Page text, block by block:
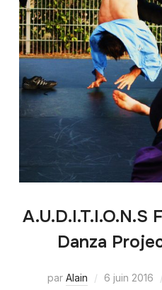
A.U.D.I.T.I.O.N.S
Danza
par Alain 6 juin 2016